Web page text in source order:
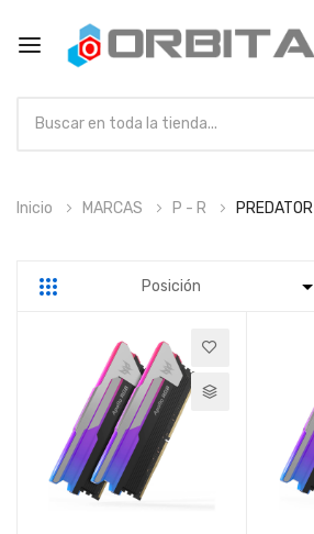
alInicio MARCAS P - R PREDATOR
Parrilla